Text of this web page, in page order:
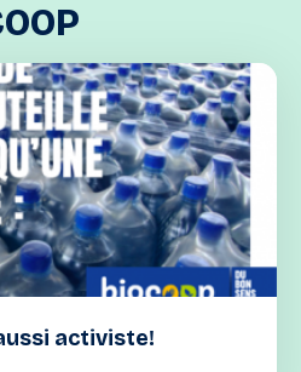
activiste!